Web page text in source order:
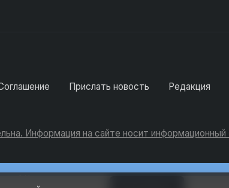
Прислать новость Редакция
Информация на сайте носит